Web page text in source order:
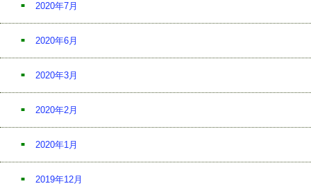
2020年7月
2020年6月
2020年3月
2020年2月
2020年1月
2019年12月